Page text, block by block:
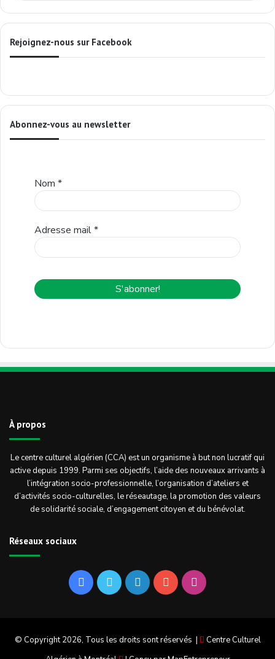
Rejoignez-nous sur Facebook
Abonnez-vous au newsletter
Nom *
Adresse mail*
À propos
Le centre culturel algérien (CCA) est un organisme à but non lucratif qui
active depuis 1999. Parmi ses objectifs, l’aide des nouveaux arrivants à
l’intégration socio-professionnelle, l’organisation d’ateliers et
d’activités socio-culturelles, le réseautage, la promotion des valeurs
de solidarité sociale, d’engagement citoyen et du bénévolat.
Réseaux sociaux
FacebookTwitterLinkedinYouTubeInstagram
© Copyright 2026, Tous les droits sont réservés |
Centre Culturel